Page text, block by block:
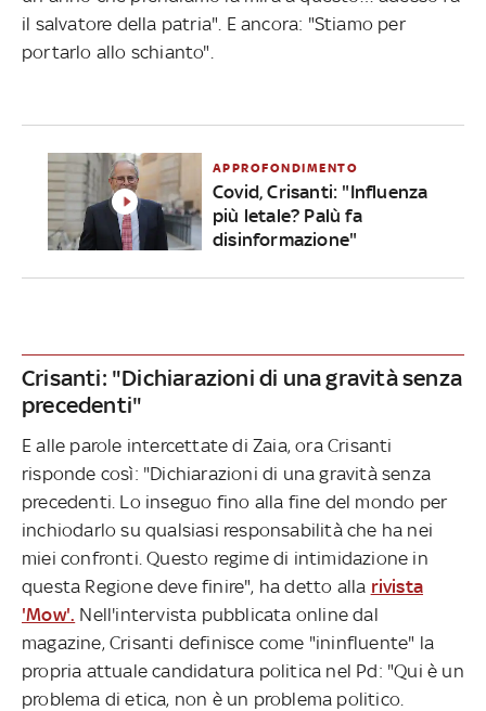
il salvatore della patria". E ancora: "Stiamo per
portarlo allo schianto".
APPROFONDIMENTO
Covid, Crisanti: "Influenza
più letale? Palù fa
disinformazione"
Crisanti: "Dichiarazioni di una gravità senza
precedenti"
E alle parole intercettate di Zaia, ora Crisanti
risponde così: "Dichiarazioni di una gravità senza
precedenti. Lo inseguo fino alla fine del mondo per
inchiodarlo su qualsiasi responsabilità che ha nei
miei confronti. Questo regime di intimidazione in
questa Regione deve finire", ha detto alla rivista
'Mow'. Nell'intervista pubblicata online dal
magazine, Crisanti definisce come "ininfluente" la
propria attuale candidatura politica nel Pd: "Qui è un
problema di etica, non è un problema politico.